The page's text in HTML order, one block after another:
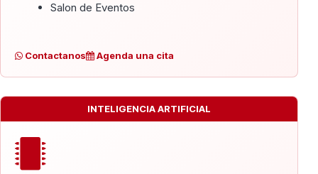
Salon de Eventos
Contactanos Agenda una cita
INTELIGENCIA ARTIFICIAL